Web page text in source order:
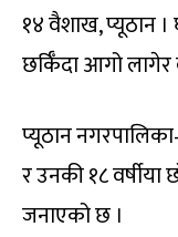
१४ वैशाख, प्यूठान ।
छर्किँदा आगो
प्यूठान
र उनकी १८ वर्षीया
जनाएको छ ।